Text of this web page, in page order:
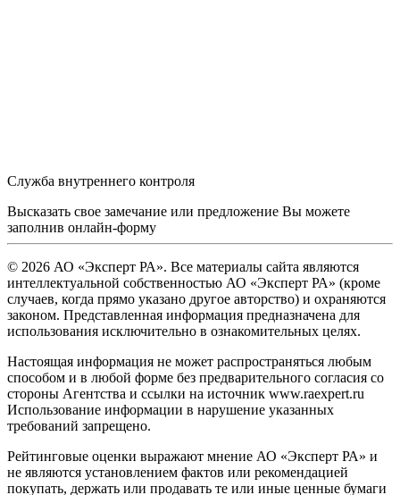
Служба внутреннего контроля
Высказать свое замечание или предложение Вы можете
заполнив онлайн-форму
© 2026 АО «Эксперт РА». Все материалы сайта являются
интеллектуальной собственностью АО «Эксперт РА» (кроме
случаев, когда прямо указано другое авторство) и охраняются
законом. Представленная информация предназначена для
использования исключительно в ознакомительных целях.
Настоящая информация не может распространяться любым
способом и в любой форме без предварительного согласия со
стороны Агентства и ссылки на источник www.raexpert.ru
Использование информации в нарушение указанных
требований запрещено.
Рейтинговые оценки выражают мнение АО «Эксперт РА» и
не являются установлением фактов или рекомендацией
покупать, держать или продавать те или иные ценные бумаги